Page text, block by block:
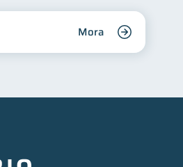
Mora